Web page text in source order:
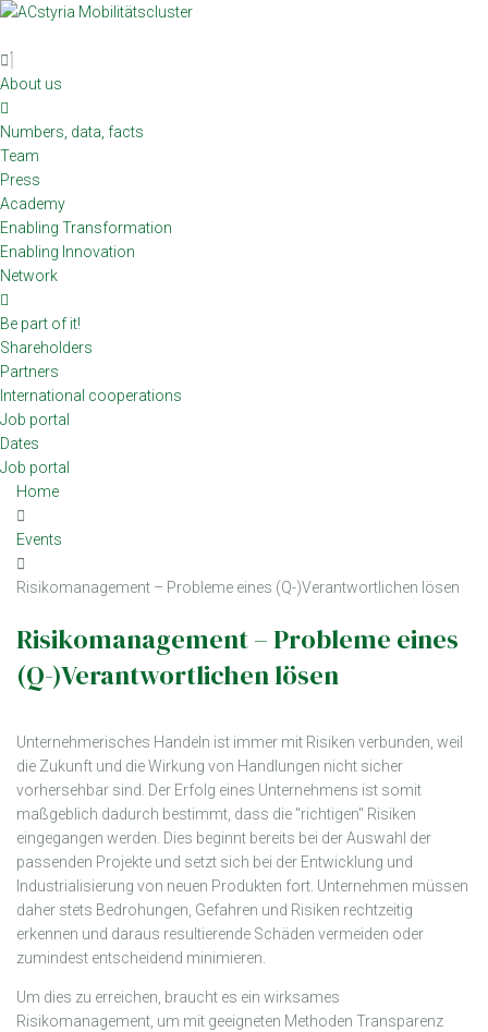
Skip
content
About us
Numbers, data, facts
Team
Press
Academy
Enabling Transformation
Enabling Innovation
Network
Be part of it!
Shareholders
Partners
International cooperations
Job portal
Dates
Job portal
Home
Events
Risikomanagement – Probleme eines (Q-)Verantwortlichen lösen
Risikomanagement – Probleme eines
(Q-)Verantwortlichen lösen
Unternehmerisches Handeln ist immer mit Risiken verbunden, weil
die Zukunft und die Wirkung von Handlungen nicht sicher
vorhersehbar sind. Der Erfolg eines Unternehmens ist somit
maßgeblich dadurch bestimmt, dass die "richtigen" Risiken
eingegangen werden. Dies beginnt bereits bei der Auswahl der
passenden Projekte und setzt sich bei der Entwicklung und
Industrialisierung von neuen Produkten fort. Unternehmen müssen
daher stets Bedrohungen, Gefahren und Risiken rechtzeitig
erkennen und daraus resultierende Schäden vermeiden oder
zumindest entscheidend minimieren.
Um dies zu erreichen, braucht es ein wirksames
Risikomanagement, um mit geeigneten Methoden Transparenz